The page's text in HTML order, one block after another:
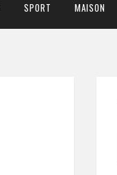
SPORT MAISON